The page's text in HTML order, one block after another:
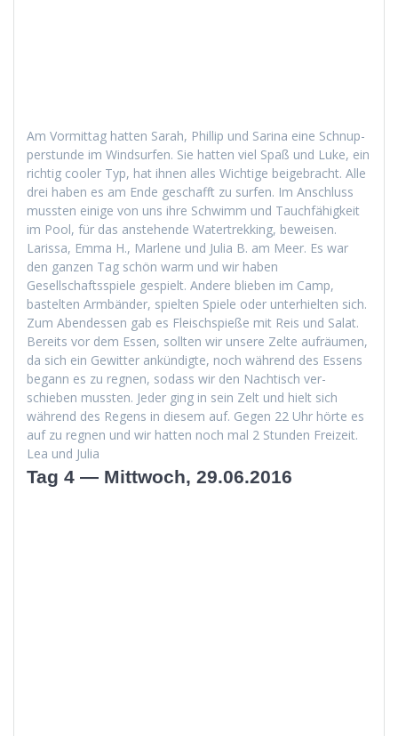
Am Vor­mit­tag hat­ten Sarah, Phillip und Sari­na eine Schnup­
per­stunde im Wind­sur­fen. Sie hat­ten viel Spaß und Luke, ein
richtig cool­er Typ, hat ihnen alles Wichtige beige­bracht. Alle
drei haben es am Ende geschafft zu sur­fen. Im Anschluss
mussten einige von uns ihre Schwimm und Tauch­fähigkeit
im Pool, für das anste­hende Watertrekking, beweisen.
Laris­sa, Emma H., Mar­lene und Julia B. am Meer. Es war
den ganzen Tag schön warm und wir haben
Gesellschaftsspiele gespielt. Andere blieben im Camp,
bastel­ten Arm­bän­der, spiel­ten Spiele oder unter­hiel­ten sich.
Zum Aben­dessen gab es Fleis­chspieße mit Reis und Salat.
Bere­its vor dem Essen, soll­ten wir unsere Zelte aufräu­men,
da sich ein Gewit­ter ankündigte, noch während des Essens
begann es zu reg­nen, sodass wir den Nachtisch ver­
schieben mussten. Jed­er ging in sein Zelt und hielt sich
während des Regens in diesem auf. Gegen 22 Uhr hörte es
auf zu reg­nen und wir hat­ten noch mal 2 Stun­den Freizeit.
Lea und Julia
Tag 4 — Mittwoch, 29.06.2016